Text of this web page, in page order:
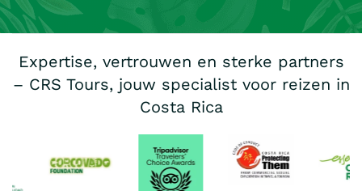
Expertise, vertrouwen en sterke partners
– CRS Tours, jouw specialist voor reizen in
Costa Rica